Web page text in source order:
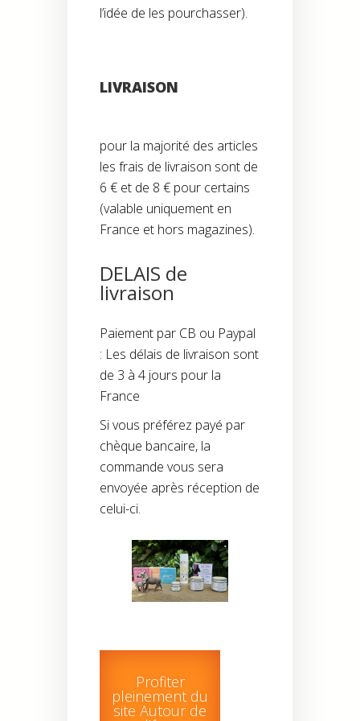
l’idée de les pourchasser).
LIVRAISON
pour la majorité des articles
les frais de livraison sont de
6 € et de 8 € pour certains
(valable uniquement en
France et hors magazines).
DELAIS de
livraison
Paiement par CB ou Paypal
: Les délais de livraison sont
de 3 à 4 jours pour la
France
Si vous préférez payé par
chèque bancaire, la
commande vous sera
envoyée après réception de
celui-ci.
Profiter
pleinement du
site Autour de